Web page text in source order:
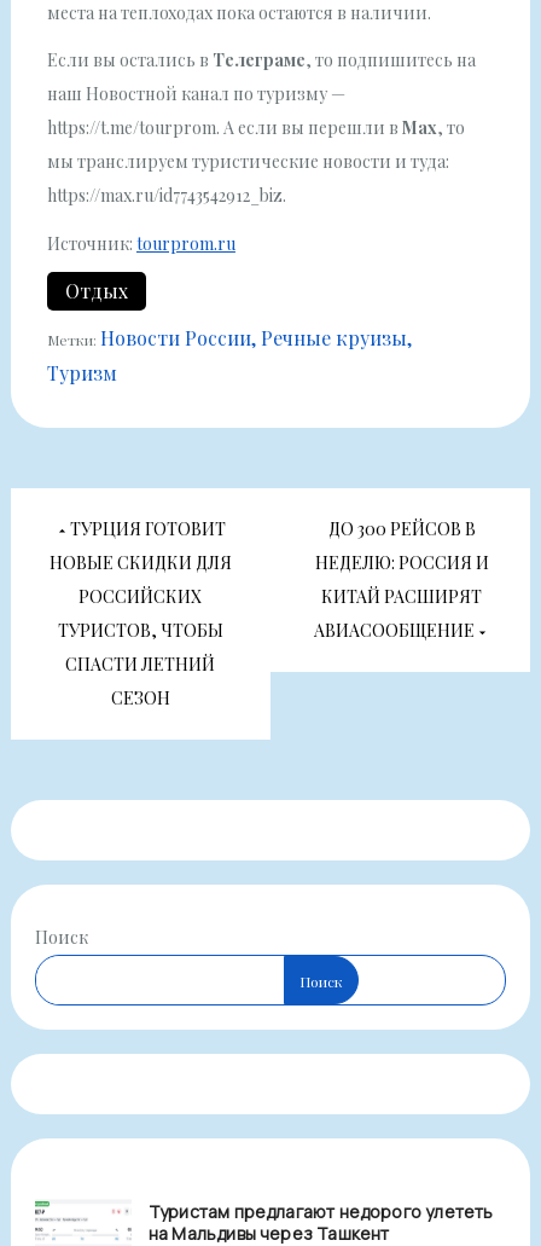
места на теплоходах пока остаются в наличии.
Если вы остались в Телеграме, то подпишитесь на
наш Новостной канал по туризму —
https://t.me/tourprom. А если вы перешли в Мах, то
мы транслируем туристические новости и туда:
https://max.ru/id7743542912_biz.
Источник: tourprom.ru
Отдых
Метки: Новости России Речные круизы
Туризм
Навигация
по
записям
ТУРЦИЯ ГОТОВИТ
НОВЫЕ СКИДКИ ДЛЯ
РОССИЙСКИХ
ТУРИСТОВ, ЧТОБЫ
СПАСТИ ЛЕТНИЙ
СЕЗОН
ДО 300 РЕЙСОВ В
НЕДЕЛЮ: РОССИЯ И
КИТАЙ РАСШИРЯТ
АВИАСООБЩЕНИЕ
Поиск
Поиск
Туристам предлагают недорого улететь
на Мальдивы через Ташкент